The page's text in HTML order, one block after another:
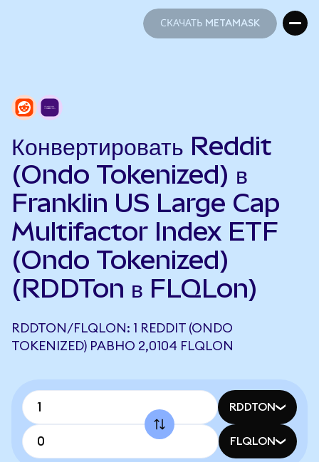
СКАЧАТЬ METAMASK
Конвертировать Reddit
(Ondo Tokenized) в
Franklin US Large Cap
Multifactor Index ETF
(Ondo Tokenized)
(RDDTon в FLQLon)
RDDTON/FLQLON: 1 REDDIT (ONDO
TOKENIZED) РАВНО 2,0104 FLQLON
RDDTON
FLQLON